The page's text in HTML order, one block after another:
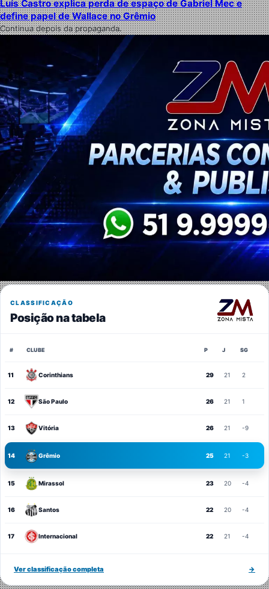
Luís Castro explica perda de espaço de Gabriel Mec e
define papel de Wallace no Grêmio
Continua depois da propaganda.
CLASSIFICAÇÃO
Posição na tabela
# CLUBE P J SG
11 Corinthians 29 21 2
12 São Paulo 26 21 1
13 Vitória 26 21 -9
14 Grêmio 25 21 -3
15 Mirassol 23 20 -4
16 Santos 22 20 -4
17 Internacional 22 21 -4
Ver classificação completa →